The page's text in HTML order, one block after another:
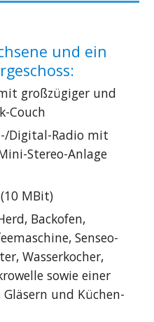
und ein
großzügiger und
Couch
Digital-Radio mit
Stereo-Anlage
MBit)
Backofen,
Senseo-
Wasserkocher,
sowie einer
und Küchen-